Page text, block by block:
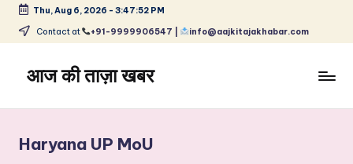
Skip
content
Thu, Aug 6, 2026 - 3:47:53 PM
Contact at +91-9999906547 | info@aajkitajakhabar.com
आज की ताज़ा खबर
ताज़ा
समाचार
Haryana UP MoU